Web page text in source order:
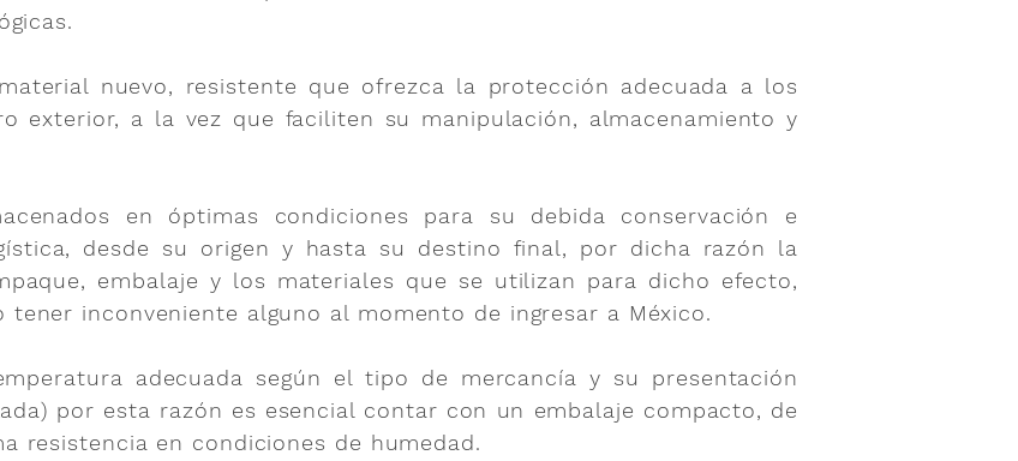
nuevo, resistente que ofrezca la protección adecuada a los
exterior, a la vez que faciliten su manipulación, almacenamiento y
en óptimas condiciones para su debida conservación e
desde su origen y hasta su destino final, por dicha razón la
embalaje y los materiales que se utilizan para dicho efecto,
inconveniente alguno al momento de ingresar a México.
adecuada según el tipo de mercancía y su presentación
por esta razón es esencial contar con un embalaje compacto, de
resistencia en condiciones de humedad.